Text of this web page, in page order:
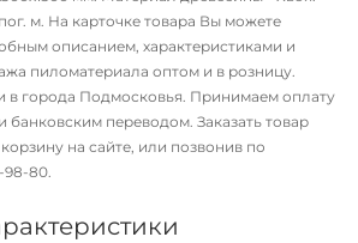
м. На карточке товара Вы можете
описанием, характеристиками и
пиломатериала оптом и в розницу.
в города Подмосковья. Принимаем оплату
банковским переводом. Заказать товар
на сайте, или позвонив по
98-80.